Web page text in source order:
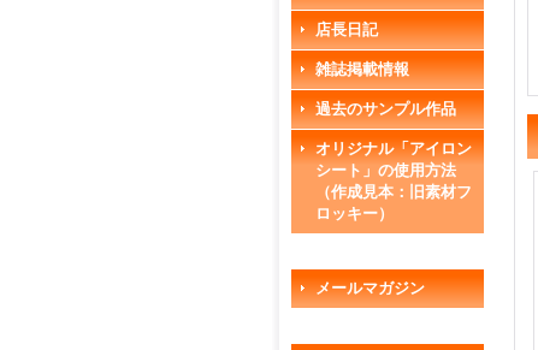
店長日記
雑誌掲載情報
過去のサンプル作品
オリジナル「アイロン
シート」の使用方法
（作成見本：旧素材フ
ロッキー）
メールマガジン